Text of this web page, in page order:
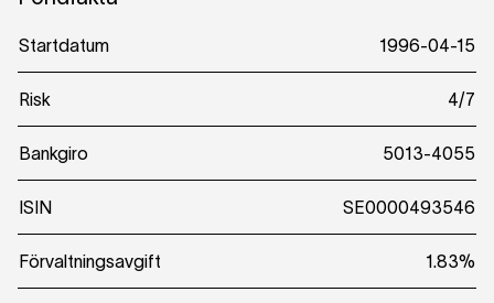
Startdatum 1996-04-15
Risk 4/7
Bankgiro 5013-4055
ISIN SE0000493546
Förvaltningsavgift 1.83%